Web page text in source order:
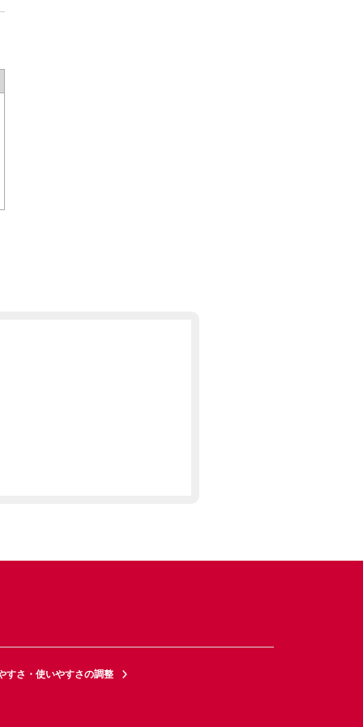
すさ・使いやすさの調整